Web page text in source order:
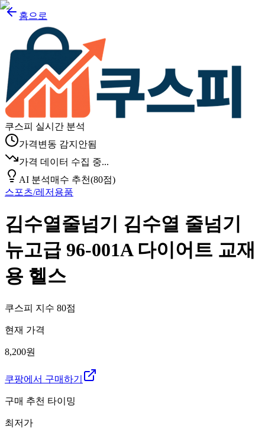
홈으로
쿠스피 실시간 분석
가격변동 감지안됨
가격 데이터 수집 중...
AI 분석매수 추천(80점)
스포츠/레저용품
김수열줄넘기 김수열 줄넘기
뉴고급 96-001A 다이어트 교재
용 헬스
쿠스피 지수 80점
현재 가격
8,200원
쿠팡에서 구매하기
구매 추천 타이밍
최저가